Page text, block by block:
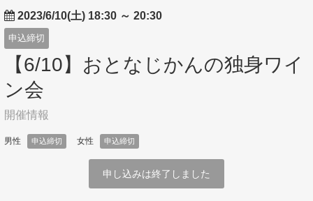
2023/6/10(土) 18:30 ～ 20:30
申込締切
【6/10】おとなじかんの独身ワイ
ン会
開催情報
男性 申込締切 女性 申込締切
申し込みは終了しました